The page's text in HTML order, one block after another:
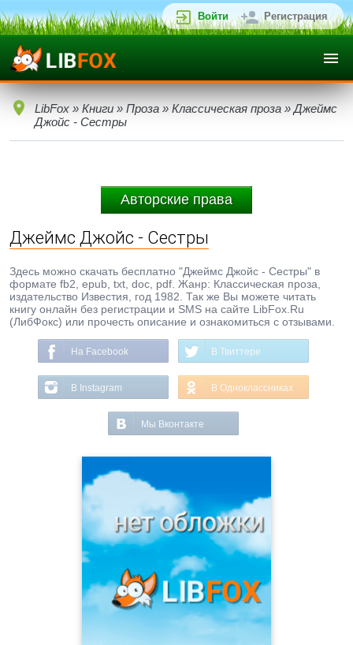
Войти Регистрация
LibFox » Книги » Проза » Классическая проза » Джеймс
Джойс - Сестры
Авторские права
Джеймс Джойс - Сестры
Здесь можно скачать бесплатно "Джеймс Джойс - Сестры" в
формате fb2, epub, txt, doc, pdf. Жанр: Классическая проза,
издательство Известия, год 1982. Так же Вы можете читать
книгу онлайн без регистрации и SMS на сайте LibFox.Ru
(ЛибФокс) или прочесть описание и ознакомиться с отзывами.
На Facebook В Твиттере
В Instagram В Одноклассниках
Мы Вконтакте